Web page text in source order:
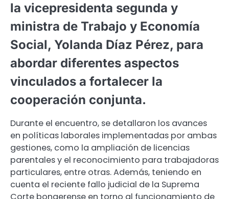
la vicepresidenta segunda y
ministra de Trabajo y Economía
Social, Yolanda Díaz Pérez, para
abordar diferentes aspectos
vinculados a fortalecer la
cooperación conjunta.
Durante el encuentro, se detallaron los avances
en políticas laborales implementadas por ambas
gestiones, como la ampliación de licencias
parentales y el reconocimiento para trabajadoras
particulares, entre otras. Además, teniendo en
cuenta el reciente fallo judicial de la Suprema